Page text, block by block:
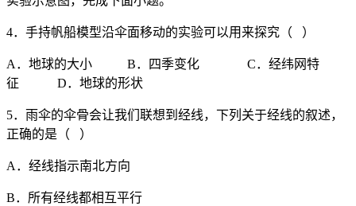
4．手持帆船模型沿伞面移动的实验可以用来探究（ ）
A．地球的大小 B．四季变化 C．经纬网特
征 D．地球的形状
5．雨伞的伞骨会让我们联想到经线，下列关于经线的叙述，
正确的是（ ）
A．经线指示南北方向
B．所有经线都相互平行